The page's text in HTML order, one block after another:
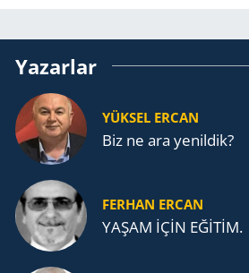
Yazarlar
YÜKSEL ERCAN
Biz ne ara yenildik?
FERHAN ERCAN
YAŞAM İÇİN EĞİTİM.